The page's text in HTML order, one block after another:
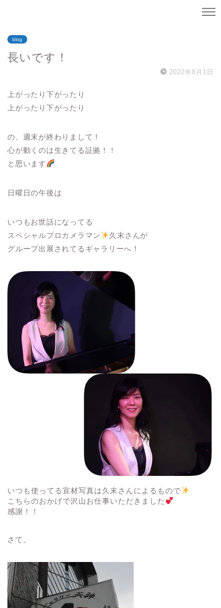
blog
長いです！
2022年8月1日
上がったり下がったり
上がったり下がったり
の、週末が終わりまして！
心が動くのは生きてる証拠！！
と思います
日曜日の午後は
いつもお世話になってる
スペシャルプロカメラマン
久末さんが
グループ出展されてるギャラリーへ！
いつも使ってる宣材写真は久末さんによるもので
こちらのおかげで沢山お仕事いただきました
感謝！！
さて。